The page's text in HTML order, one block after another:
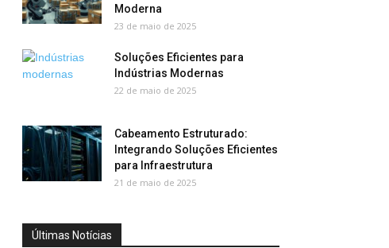
Moderna
23 de maio de 2025
Soluções Eficientes para
Indústrias Modernas
22 de maio de 2025
Cabeamento Estruturado:
Integrando Soluções Eficientes
para Infraestrutura
21 de maio de 2025
Últimas Notícias